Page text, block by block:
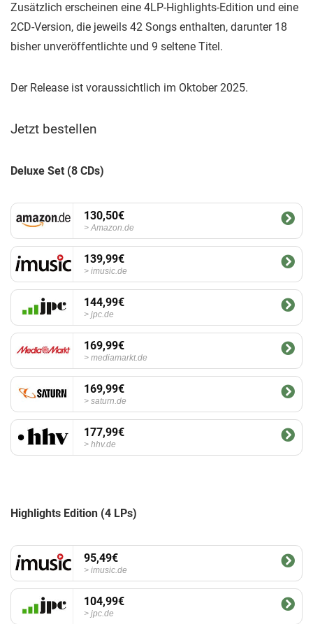
Zusätzlich erscheinen eine 4LP-Highlights-Edition und eine
2CD-Version, die jeweils 42 Songs enthalten, darunter 18
bisher unveröffentlichte und 9 seltene Titel.
Der Release ist voraussichtlich im Oktober 2025.
Jetzt bestellen
Deluxe Set (8 CDs)
130,50€
Amazon.de
139,99€
imusic.de
144,99€
jpc.de
169,99€
mediamarkt.de
169,99€
saturn.de
177,99€
hhv.de
Highlights Edition (4 LPs)
95,49€
imusic.de
104,99€
jpc.de